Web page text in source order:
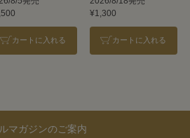
カートに入れる
¥1,300
カートに入れる
マガジンのご案内